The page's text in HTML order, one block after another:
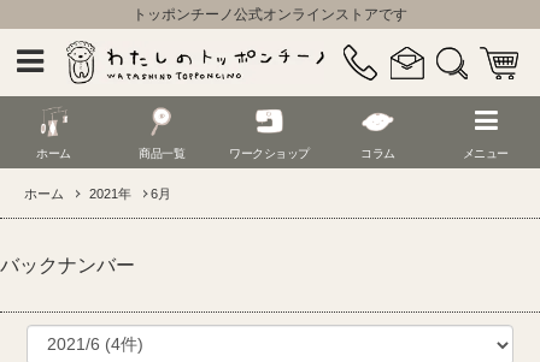
トッポンチーノ公式オンラインストアです
ホーム 商品一覧 ワークショップ コラム メニュー
ホーム 2021年 6月
バックナンバー